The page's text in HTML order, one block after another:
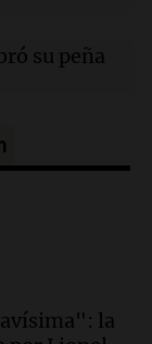
estudio
su peña
un muerto
desde
la